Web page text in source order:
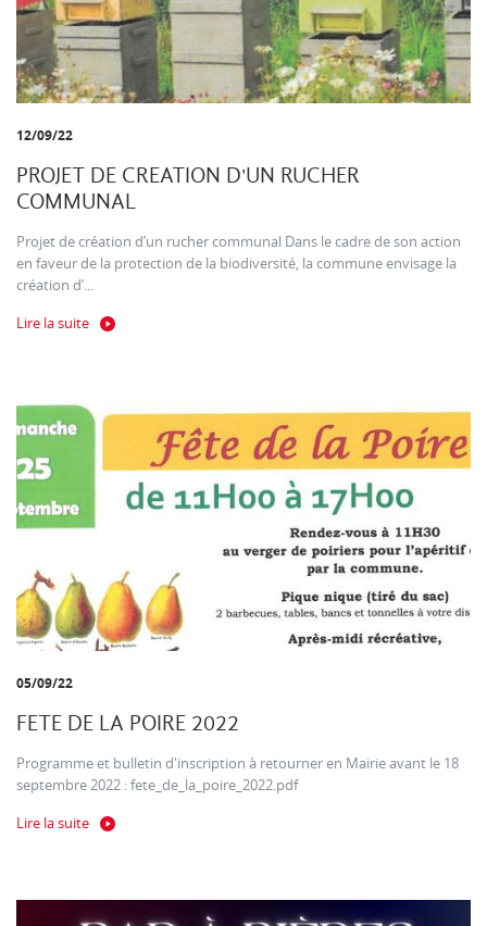
12/09/22
PROJET DE CREATION D'UN RUCHER
COMMUNAL
Projet de création d’un rucher communal Dans le cadre de son action
en faveur de la protection de la biodiversité, la commune envisage la
création d’...
Lire la suite
05/09/22
FETE DE LA POIRE 2022
Programme et bulletin d'inscription à retourner en Mairie avant le 18
septembre 2022 : fete_de_la_poire_2022.pdf
Lire la suite